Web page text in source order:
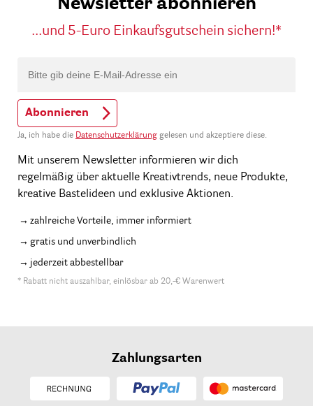
Newsletter abonnieren
...und 5-Euro Einkaufsgutschein sichern!*
Abonnieren
Ja, ich habe die Datenschutzerklärung gelesen und akzeptiere diese.
Mit unserem Newsletter informieren wir dich
regelmäßig über aktuelle Kreativtrends, neue Produkte,
kreative Bastelideen und exklusive Aktionen.
zahlreiche Vorteile, immer informiert
gratis und unverbindlich
jederzeit abbestellbar
* Rabatt nicht auszahlbar, einlösbar ab 20,-€ Warenwert
Zahlungsarten